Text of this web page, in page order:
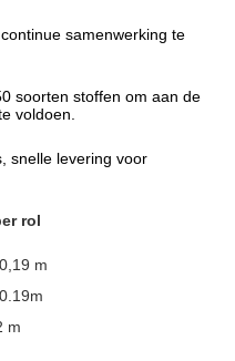
samenwerking te
soorten stoffen om aan de
voldoen.
snelle levering voor
rol
m
m